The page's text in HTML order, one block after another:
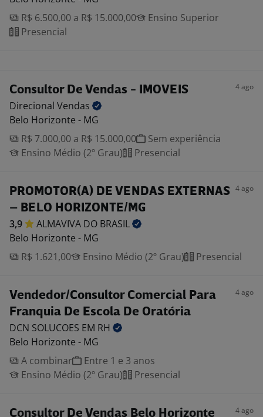
R$ 6.500,00 a R$ 15.000,00
Ensino Superior
Presencial
Consultor De Vendas - IMOVEIS 4 ago
Direcional Vendas
Belo Horizonte - MG
R$ 7.000,00 a R$ 15.000,00
Sem experiência
Ensino Médio (2º Grau)
Presencial
PROMOTOR(A) DE VENDAS EXTERNAS
– BELO HORIZONTE/MG
4 ago
3,9 ALMAVIVA DO BRASIL
Belo Horizonte - MG
R$ 1.621,00
Ensino Médio (2º Grau) Presencial
Vendedor/Consultor Comercial Para
Franquia De Escola De Oratória
4 ago
DCN SOLUCOES EM RH
Belo Horizonte - MG
A combinar
Entre 1 e 3 anos
Ensino Médio (2º Grau)
Presencial
Consultor De Vendas Belo Horizonte 4 ago